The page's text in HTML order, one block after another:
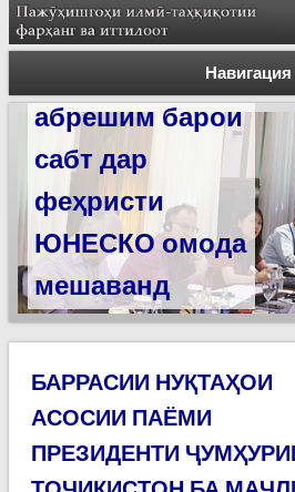
Навигация
Силсилаи
ёдгориҳои роҳи
абрешим барои
сабт дар
феҳристи
ЮНЕСКО омода
мешаванд
БАРРАСИИ НУҚТАҲОИ
АСОСИИ ПАЁМИ
ПРЕЗИДЕНТИ